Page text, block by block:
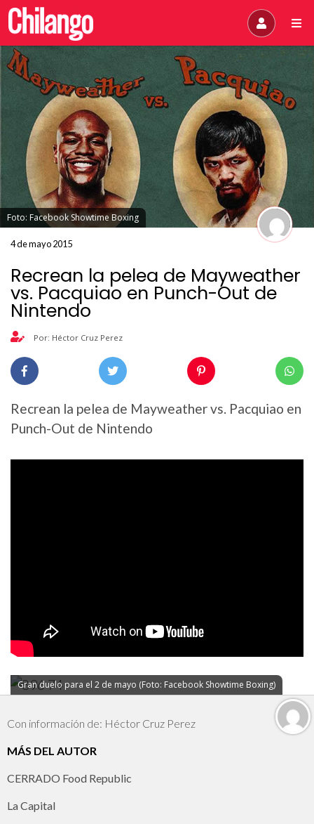
Foto: Facebook Showtime Boxing
4 de mayo 2015
Recrean la pelea de Mayweather
vs. Pacquiao en Punch-Out de
Nintendo
Por: Héctor Cruz Perez
Recrean la pelea de Mayweather vs. Pacquiao en
Punch-Out de Nintendo
Gran duelo para el 2 de mayo (Foto: Facebook Showtime Boxing)
Con información de: Héctor Cruz Perez
MÁS DEL AUTOR
CERRADO Food Republic
La Capital